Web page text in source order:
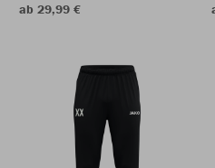
ab 29,99 €